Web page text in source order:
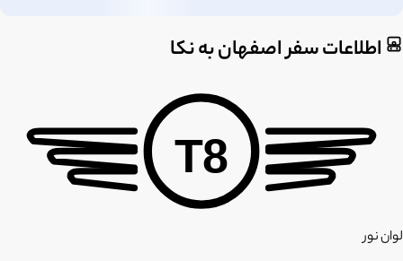
اطلاعات سفر اصفهان به نکا
T8
لوان نور